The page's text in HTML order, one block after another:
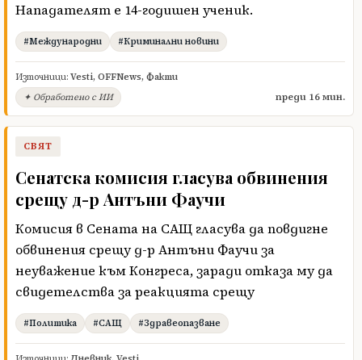
Нападателят е 14-годишен ученик.
#Международни #Криминални новини
Източници: Vesti, OFFNews, Факти
✦ Обработено с ИИ
преди 16 мин.
СВЯТ
Сенатска комисия гласува обвинения
срещу д-р Антъни Фаучи
Комисия в Сената на САЩ гласува да повдигне
обвинения срещу д-р Антъни Фаучи за
неуважение към Конгреса, заради отказа му да
свидетелства за реакцията срещу
#Политика #САЩ #Здравеопазване